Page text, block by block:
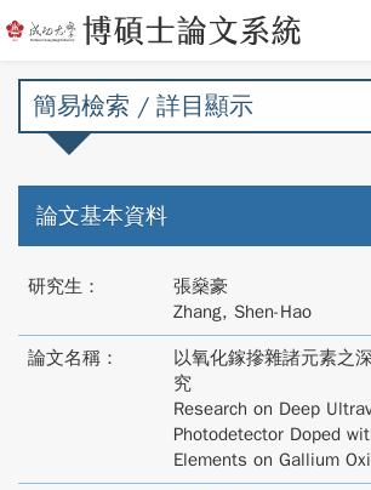
簡易檢索 / 詳目顯示
論文基本資料
研究生：
張燊豪
Zhang, Shen-Hao
論文名稱：
以氧化鎵摻雜諸元素之
究
Research on Deep
Photodetector Doped
Elements on Gallium